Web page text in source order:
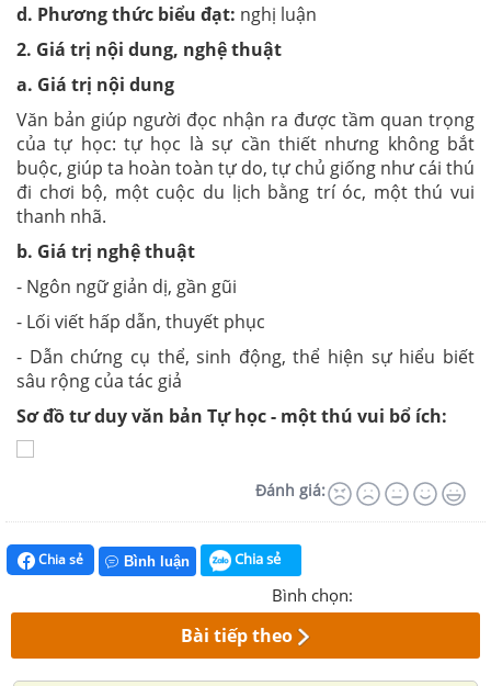
d. Phương thức biểu đạt: nghị luận
2. Giá trị nội dung, nghệ thuật
a. Giá trị nội dung
Văn bản giúp người đọc nhận ra được tầm quan trọng
của tự học: tự học là sự cần thiết nhưng không bắt
buộc, giúp ta hoàn toàn tự do, tự chủ giống như cái thú
đi chơi bộ, một cuộc du lịch bằng trí óc, một thú vui
thanh nhã.
b. Giá trị nghệ thuật
- Ngôn ngữ giản dị, gần gũi
- Lối viết hấp dẫn, thuyết phục
- Dẫn chứng cụ thể, sinh động, thể hiện sự hiểu biết
sâu rộng của tác giả
Sơ đồ tư duy văn bản Tự học - một thú vui bổ ích:
Đánh giá:
Chia sẻ Bình luận Chia sẻ
Bình chọn:
Bài tiếp theo